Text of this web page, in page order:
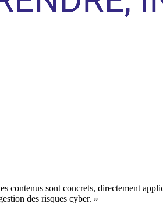
contenus sont concrets, directement
des risques cyber. »